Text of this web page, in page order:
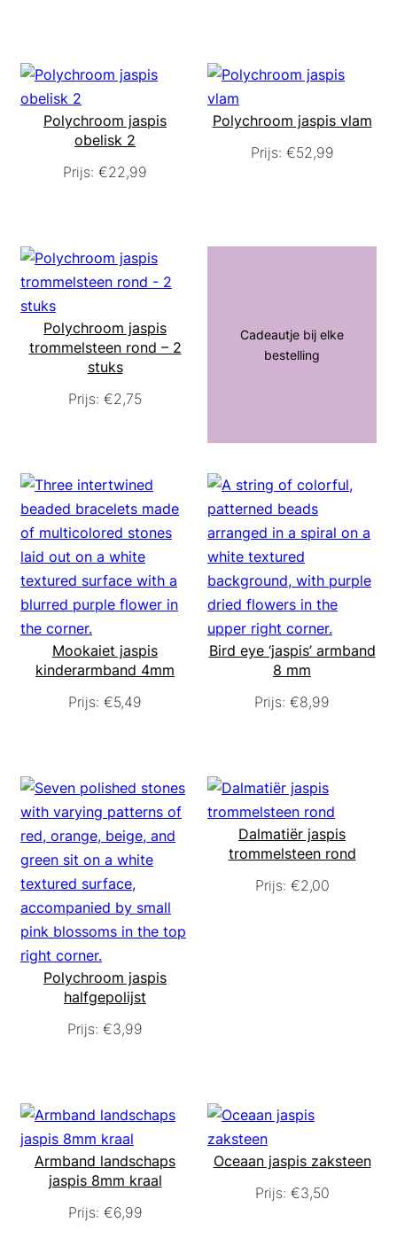
Polychroom jaspis
obelisk 2
Prijs: €22,99
Polychroom jaspis vlam
Prijs: €52,99
Polychroom jaspis
trommelsteen rond – 2
stuks
Prijs: €2,75
Cadeautje bij elke
bestelling
Mookaiet jaspis
kinderarmband 4mm
Prijs: €5,49
Bird eye ‘jaspis’ armband
8 mm
Prijs: €8,99
Polychroom jaspis
halfgepolijst
Prijs: €3,99
Dalmatiër jaspis
trommelsteen rond
Prijs: €2,00
Armband landschaps
jaspis 8mm kraal
Prijs: €6,99
Oceaan jaspis zaksteen
Prijs: €3,50